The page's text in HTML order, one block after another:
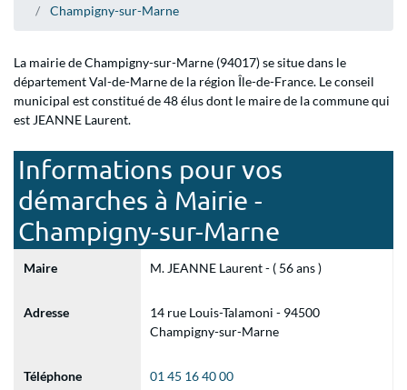
Champigny-sur-Marne
La mairie de Champigny-sur-Marne (94017) se situe dans le
département Val-de-Marne de la région Île-de-France. Le conseil
municipal est constitué de 48 élus dont le maire de la commune qui
est JEANNE Laurent.
Informations pour vos
démarches à Mairie -
Champigny-sur-Marne
Maire M. JEANNE Laurent - ( 56 ans )
Adresse
14 rue Louis-Talamoni - 94500
Champigny-sur-Marne
Téléphone 01 45 16 40 00